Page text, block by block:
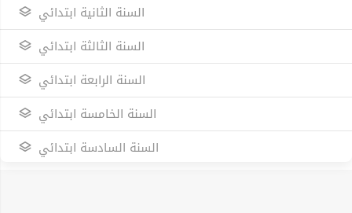
السنة الثانية ابتدائي
السنة الثالثة ابتدائي
السنة الرابعة ابتدائي
السنة الخامسة ابتدائي
السنة السادسة ابتدائي